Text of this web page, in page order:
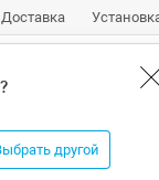
?
другой
Доставка